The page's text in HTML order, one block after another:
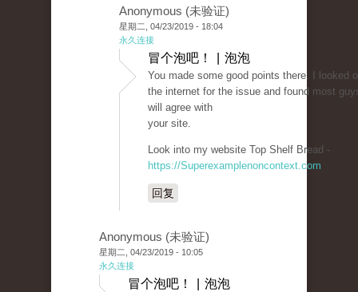
Anonymous (未验证)
星期二, 04/23/2019 - 18:04
永久连接
冒个泡吧！ | 泡泡
You made some good points there. I looked
the internet for the issue and found most
will agree with
your site.
Look into my website Top Shelf Bread -
https://Superexamplenoncontext.com
回复
Anonymous (未验证)
星期二, 04/23/2019 - 10:05
永久连接
冒个泡吧！ | 泡泡